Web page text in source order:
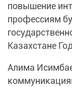
повышение
профессиям
Казахстане
Алима